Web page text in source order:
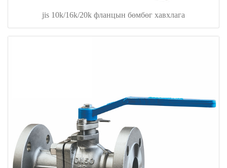
jis 10k/16k/20k фланцын бөмбөг хавхлага